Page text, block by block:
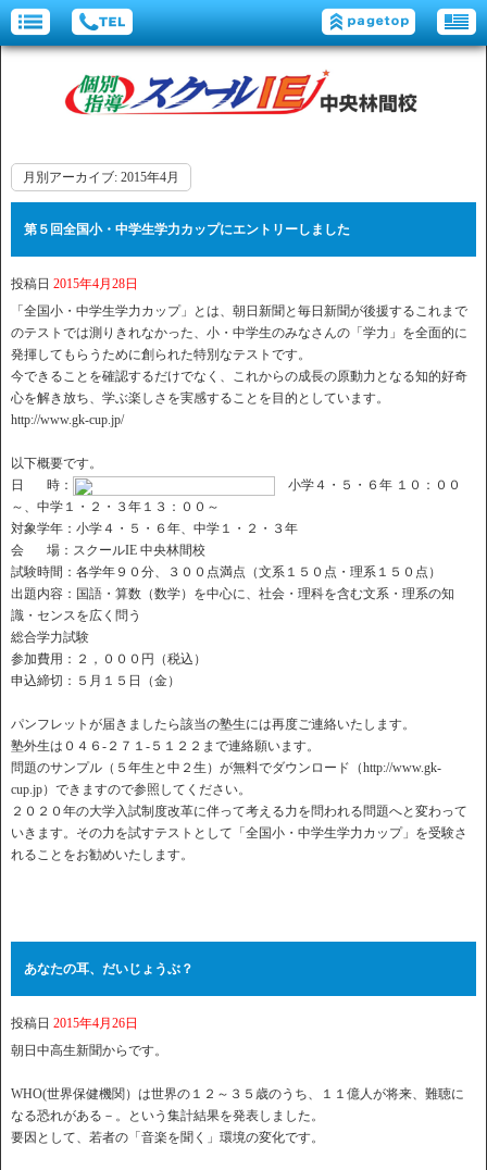
月別アーカイブ: 2015年4月
第５回全国小・中学生学力カップにエントリーしました
投稿日 2015年4月28日
「全国小・中学生学力カップ」とは、朝日新聞と毎日新聞が後援するこれまで
のテストでは測りきれなかった、小・中学生のみなさんの「学力」を全面的に
発揮してもらうために創られた特別なテストです。
今できることを確認するだけでなく、これからの成長の原動力となる知的好奇
心を解き放ち、学ぶ楽しさを実感することを目的としています。
http://www.gk-cup.jp/
以下概要です。
日 時：
小学４・５・６年 １０：００
～、中学１・２・３年１３：００～
対象学年：小学４・５・６年、中学１・２・３年
会 場：スクールIE 中央林間校
試験時間：各学年９０分、３００点満点（文系１５０点・理系１５０点）
出題内容：国語・算数（数学）を中心に、社会・理科を含む文系・理系の知
識・センスを広く問う
総合学力試験
参加費用：２，０００円（税込）
申込締切：５月１５日（金）
パンフレットが届きましたら該当の塾生には再度ご連絡いたします。
塾外生は０４６‐２７１‐５１２２まで連絡願います。
問題のサンプル（５年生と中２生）が無料でダウンロード（http://www.gk-
cup.jp）できますので参照してください。
２０２０年の大学入試制度改革に伴って考える力を問われる問題へと変わって
いきます。その力を試すテストとして「全国小・中学生学力カップ」を受験さ
れることをお勧めいたします。
あなたの耳、だいじょうぶ？
投稿日 2015年4月26日
朝日中高生新聞からです。
WHO(世界保健機関）は世界の１２～３５歳のうち、１１億人が将来、難聴に
なる恐れがある－。という集計結果を発表しました。
要因として、若者の「音楽を聞く」環境の変化です。